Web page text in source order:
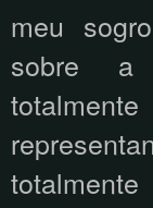
meu
sobre a